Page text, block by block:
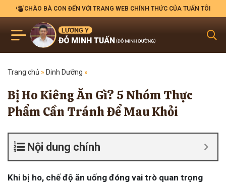
CHÀO BÀ CON ĐẾN VỚI TRANG WEB CHÍNH THỨC CỦA TUẤN TÔI
Trang chủ » Dinh Dưỡng »
Bị Ho Kiêng Ăn Gì? 5 Nhóm Thực
Phẩm Cần Tránh Để Mau Khỏi
Nội dung chính
Khi bị ho, chế độ ăn uống đóng vai trò quan trọng